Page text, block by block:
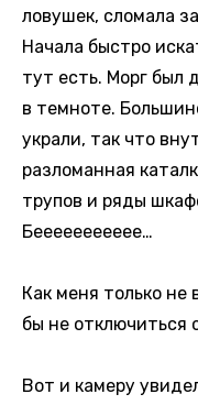
ловушек, сломала
Начала быстро
тут есть. Морг был
в темноте.
украли, так что
разломанная
трупов и ряды
Беееееееееее…
Как меня только не
бы не отключиться
Вот и камеру